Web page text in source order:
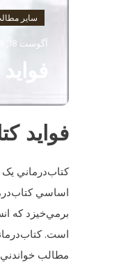
سایر
آگوست 18, 2016
فوايد
کتاب‌درماني
اساسي
برمي‌خيزد که
است.
مطالب خواندني